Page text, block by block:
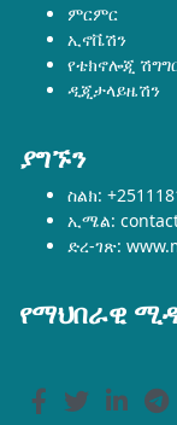
ምርምር
ኢኖቬሽን
የቴክኖሎጂ
ዲጂታላይዜሽን
ያግኙን
ስልክ:
ኢሜል:
ድረ-ገጽ:
የማህበራዊ